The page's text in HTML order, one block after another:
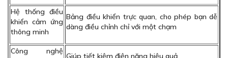
Hệ thống điều
khiển cảm ứng
thông minh
Bảng điều khiển trực quan, cho phép bạn dễ
dàng điều chỉnh chỉ với một chạm
Công nghệ
Giúp tiết kiệm điện năng hiệu quả